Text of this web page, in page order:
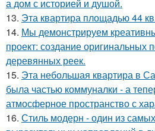
а дом с историей и душой.
13. Эта квартира площадью 44
14. Мы демонстрируем
проект: создание оригинальных
деревянных реек.
15. Эта небольшая квартира в
была частью коммуналки - а
атмосферное пространство с
16. Стиль модерн - один из